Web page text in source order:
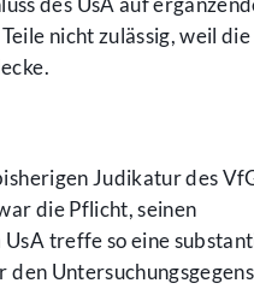
nicht zulässig, weil die
Judikatur des
die Pflicht, seinen
treffe so eine